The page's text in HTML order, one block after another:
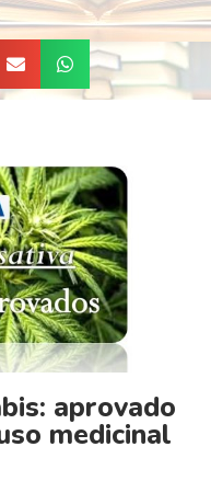
aprovado
medicinal